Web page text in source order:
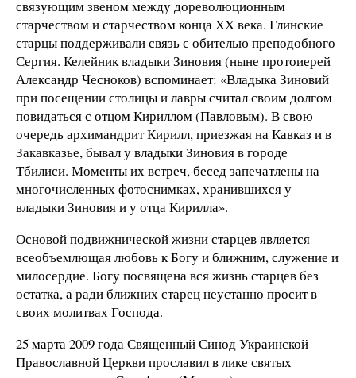
связующим звеном между дореволюционным
старчеством и старчеством конца XX века. Глинские
старцы поддерживали связь с обителью преподобного
Сергия. Келейник владыки Зиновия (ныне протоиерей
Александр Чесноков) вспоминает: «Владыка Зиновий
при посещении столицы и лавры считал своим долгом
повидаться с отцом Кириллом (Павловым). В свою
очередь архимандрит Кирилл, приезжая на Кавказ и в
Закавказье, бывал у владыки Зиновия в городе
Тбилиси. Моменты их встреч, бесед запечатлены на
многочисленных фотоснимках, хранившихся у
владыки Зиновия и у отца Кирилла».
Основой подвижнической жизни старцев является
всеобъемлющая любовь к Богу и ближним, служение и
милосердие. Богу посвящена вся жизнь старцев без
остатка, а ради ближних старец неустанно просит в
своих молитвах Господа.
25 марта 2009 года Священный Синод Украинской
Православной Церкви прославил в лике святых